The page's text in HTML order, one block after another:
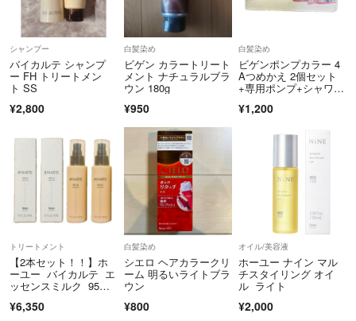
シャンプー
バイカルテ シャンプ
ー FH トリートメン
ト SS
¥2,800
白髪染め
ビゲン カラートリート
メント ナチュラルブラ
ウン 180g
¥950
白髪染め
ビゲンポンプカラー 4
Aつめかえ 2個セット
+専用ポンプ+シャワー
¥1,200
トリートメント
【2本セット！！】ホ
ーユー バイカルテ エ
ッセンスミルク 95ml×
¥6,350
白髪染め
シエロ ヘアカラークリ
ーム 明るいライトブラ
ウン
¥800
オイル/美容液
ホーユー ナイン マル
チスタイリング オイ
ル ライト
¥2,000